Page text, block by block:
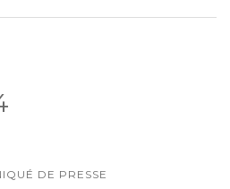
DE PRESSE